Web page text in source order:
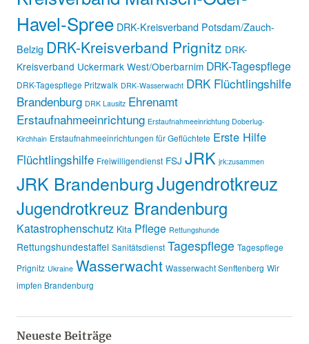
Havel-Spree DRK-Kreisverband Potsdam/Zauch-
Belzig DRK-Kreisverband Prignitz DRK-
Kreisverband Uckermark West/Oberbarnim DRK-Tagespflege
DRK-Tagespflege Pritzwalk DRK-Wasserwacht DRK Flüchtlingshilfe
Brandenburg DRK Lausitz Ehrenamt
Erstaufnahmeeinrichtung Erstaufnahmeeinrichtung Doberlug-
Kirchhain Erstaufnahmeeinrichtungen für Geflüchtete Erste Hilfe
Flüchtlingshilfe Freiwilligendienst FSJ JRK jrk:zusammen
JRK BrandenburgJugendrotkreuz
Jugendrotkreuz Brandenburg
Katastrophenschutz Kita Pflege Rettungshunde
Rettungshundestaffel Sanitätsdienst Tagespflege Tagespflege
Prignitz Ukraine Wasserwacht Wasserwacht Senftenberg Wir
impfen Brandenburg
Neueste Beiträge